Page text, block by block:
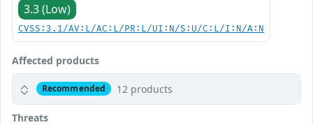
3.3 (Low)
CVSS:3.1/AV:L/AC:L/PR:L/UI:N/S:U/C:L/I:N/A:N
Affected products
Recommended 12 products
Threats